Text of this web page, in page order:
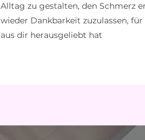
Alltag zu gestalten, den Schmerz
wieder Dankbarkeit zuzulassen,
aus dir herausgeliebt hat